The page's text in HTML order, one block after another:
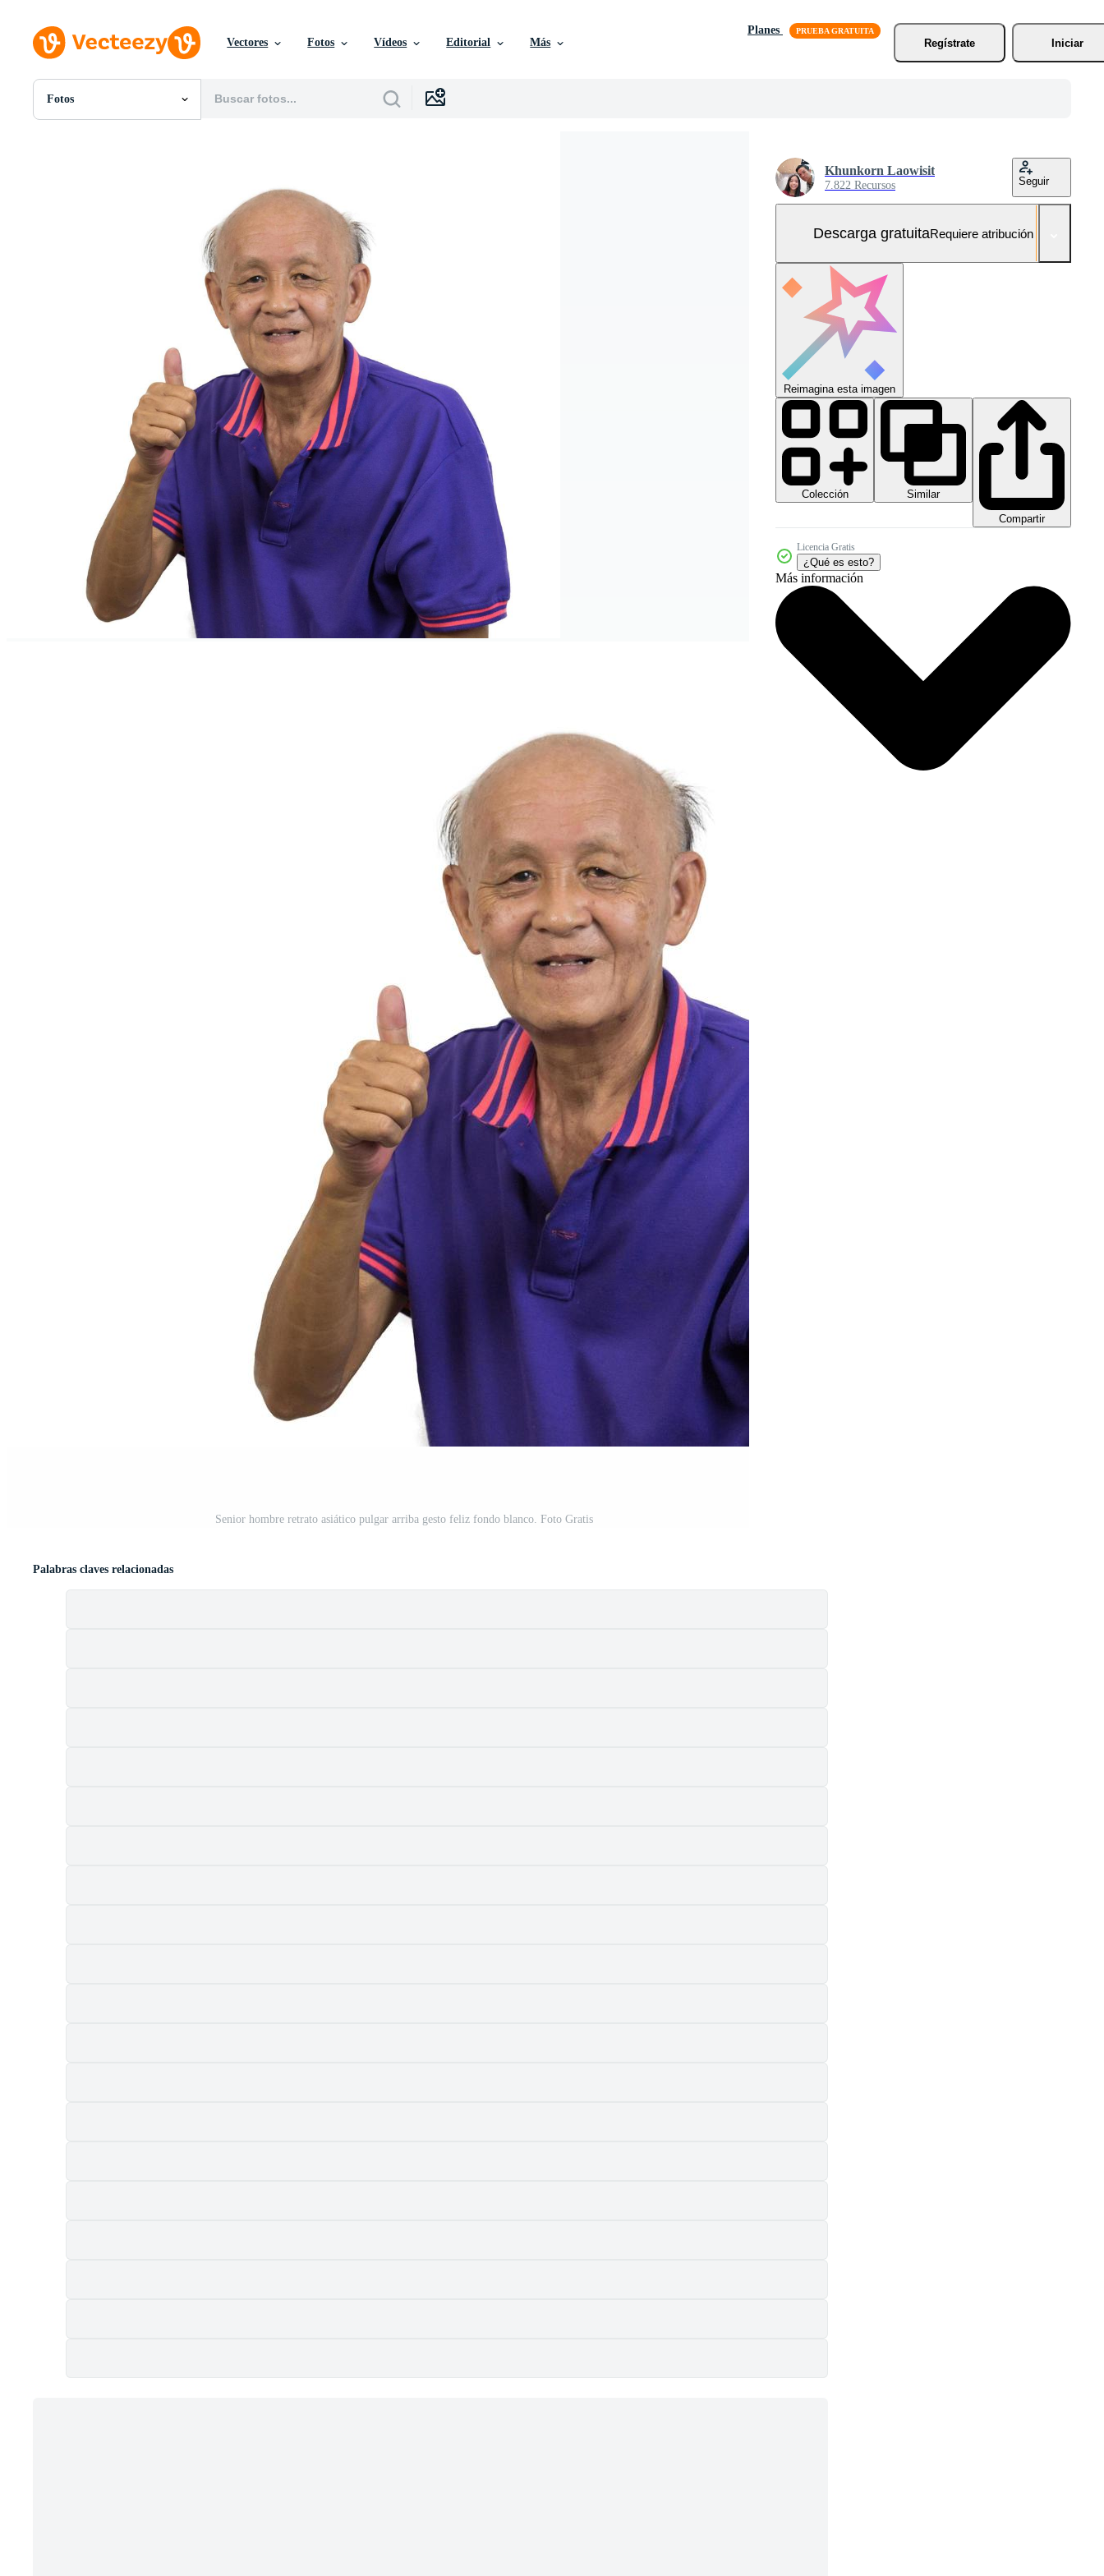
Vectores Fotos Vídeos Editorial Más
Planes
Regístrate
Iniciar
Fotos
Todas Imágenes
Senior hombre retrato asiático pulgar arriba gesto feliz fondo blanco. Foto Gratis
Khunkorn Laowisit
7.822 Recursos Seguir
Descarga gratuitaRequiere atribución
Reimagina esta imagen
Colección
Similar
Compartir
Licencia Gratis
¿Qué es esto?
Más información
Palabras claves relacionadas